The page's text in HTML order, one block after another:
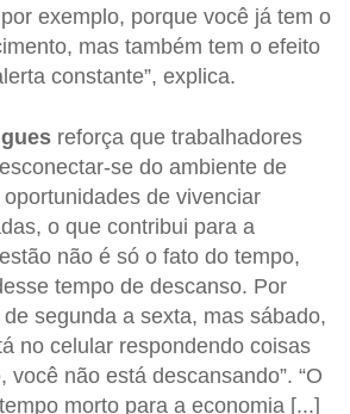
exemplo, porque você já tem o
mas também tem o efeito
constante”, explica.
reforça que trabalhadores
se do ambiente de
de vivenciar
o que contribui para a
não é só o fato do tempo,
tempo de descanso. Por
segunda a sexta, mas sábado,
no celular respondendo coisas
você não está descansando”. “O
morto para a economia [...]